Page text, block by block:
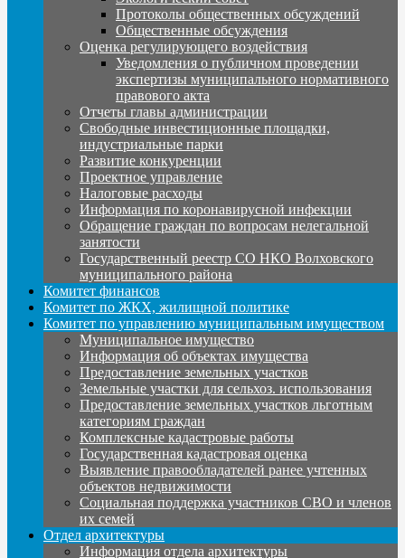
Протоколы общественных обсуждений
Общественные обсуждения
Оценка регулирующего воздействия
Уведомления о публичном проведении
экспертизы муниципального нормативного
правового акта
Отчеты главы администрации
Свободные инвестиционные площадки,
индустриальные парки
Развитие конкуренции
Проектное управление
Налоговые расходы
Информация по коронавирусной инфекции
Обращение граждан по вопросам нелегальной
занятости
Государственный реестр СО НКО Волховского
муниципального района
Комитет финансов
Комитет по ЖКХ, жилищной политике
Комитет по управлению муниципальным имуществом
Муниципальное имущество
Информация об объектах имущества
Предоставление земельных участков
Земельные участки для сельхоз. использования
Предоставление земельных участков льготным
категориям граждан
Комплексные кадастровые работы
Государственная кадастровая оценка
Выявление правообладателей ранее учтенных
объектов недвижимости
Социальная поддержка участников СВО и членов
их семей
Отдел архитектуры
Информация отдела архитектуры